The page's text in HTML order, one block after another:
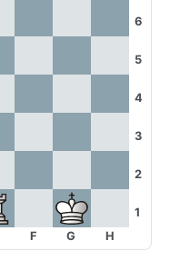
1
2
3
4
5
6
F G H